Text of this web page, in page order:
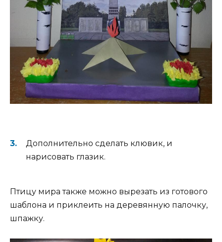
Дополнительно сделать клювик, и
нарисовать глазик.
Птицу мира также можно вырезать из готового
шаблона и приклеить на деревянную палочку,
шпажку.